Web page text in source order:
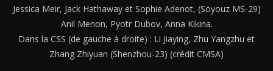
Jessica Meir, Jack Hathaway et Sophie Adenot, (Soyouz MS-29)
Anil Menon, Pyotr Dubov, Anna Kikina.
Dans la CSS (de gauche à droite) : Li Jiaying, Zhu Yangzhu et
Zhang Zhiyuan (Shenzhou-23) (crédit CMSA)